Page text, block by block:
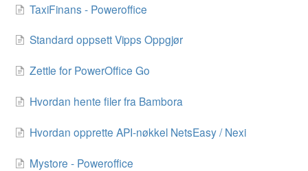
Bestillinger
Kontakt
TaxiFinans - Poweroffice
Standard oppsett Vipps Oppgjør
Zettle for PowerOffice Go
Hvordan hente filer fra Bambora
Hvordan opprette API-nøkkel NetsEasy / Nexi
Mystore - Poweroffice